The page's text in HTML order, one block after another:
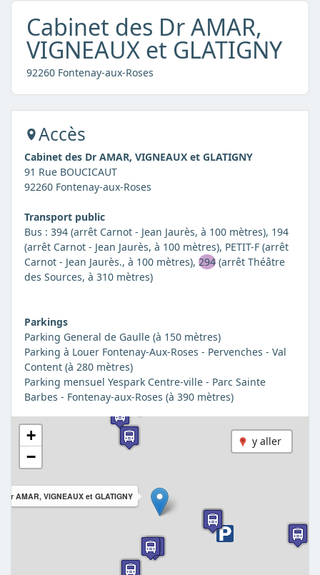
Cabinet des Dr AMAR,
VIGNEAUX et GLATIGNY
92260 Fontenay-aux-Roses
Accès
Cabinet des Dr AMAR, VIGNEAUX et GLATIGNY
91 Rue BOUCICAUT
92260 Fontenay-aux-Roses
Transport public
Bus : 394 (arrêt Carnot - Jean Jaurès, à 100 mètres), 194
(arrêt Carnot - Jean Jaurès, à 100 mètres), PETIT-F (arrêt
Carnot - Jean Jaurès., à 100 mètres), 294(arrêt Théâtre
des Sources, à 310 mètres)
Parkings
Parking General de Gaulle (à 150 mètres)
Parking à Louer Fontenay-Aux-Roses - Pervenches - Val
Content (à 280 mètres)
Parking mensuel Yespark Centre-ville - Parc Sainte
Barbes - Fontenay-aux-Roses (à 390 mètres)
y aller
Dr AMAR, VIGNEAUX et GLATIGNY
+
−